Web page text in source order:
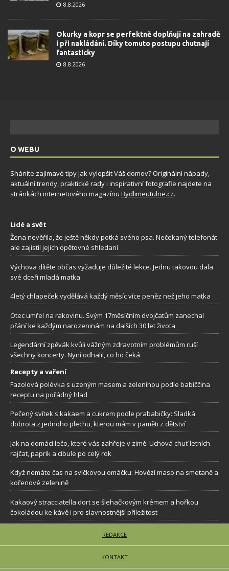
8.8.2026
Okurky a kopr se perfektně doplňují na zahradě
i při nakládání. Díky tomuto postupu chutnají
fantasticky
8.8.2026
O WEBU
Sháníte zajímavé tipy jak vylepšit Váš domov? Originální nápady,
aktuální trendy, praktické rady i inspirativní fotografie najdete na
stránkách internetového magazínu Bydlimeutulne.cz.
Lidé a svět
Žena nevěřila, že ještě někdy potká svého psa. Nečekaný telefonát
ale zajistil jejich opětovné shledaní
Výchova dítěte občas vyžaduje důležité lekce. Jednu takovou dala
své dceři mladá matka
4letý chlapeček vydělává každý měsíc více peněz než jeho matka
Otec umřel na rakovinu. Svým 17měsíčním dvojčatům zanechal
přání ke každým narozeninám na dalších 30 let života
Legendární zpěvák kvůli vážným zdravotním problémům ruší
všechny koncerty. Nyní odhalil, co ho čeká
Recepty a vaření
Fazolová polévka s uzeným masem a zeleninou podle babiččina
receptu na pořádný hlad
Pečený svítek s kakaem a cukrem podle prababičky: Sladká
dobrota z jednoho plechu, kterou mám v paměti z dětství
Jak na domácí lečo, které vás zahřeje v zimě: Uchová chuť letních
rajčat, paprik a cibule po celý rok
Když nemáte čas na svíčkovou omáčku: Hovězí maso na smetaně a
kořenové zelenině
Kakaový stracciatella dort se šlehačkovým krémem a hořkou
čokoládou ke kávě i pro slavnostnější příležitost
REDAKCE
KONTAKT